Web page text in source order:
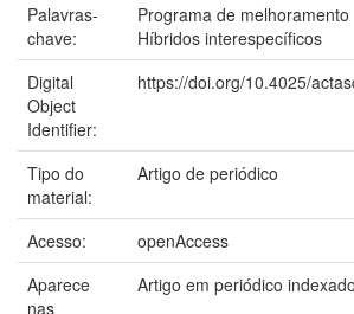
Palavras-
chave:
Programa de melhoramento
Híbridos interespecíficos
Digital
Object
Identifier:
https://doi.org/10.4025/
Tipo do
material:
Artigo de periódico
Acesso:
openAccess
Aparece
nas
Artigo em periódico